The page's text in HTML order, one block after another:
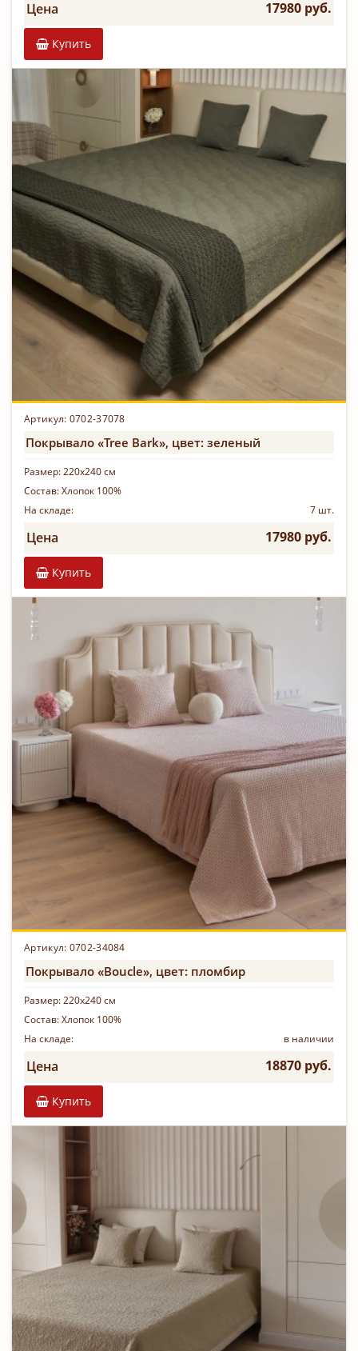
Цена 17980 руб.
Купить
Артикул: 0702-37078
Покрывало «Tree Bark», цвет: зеленый
Размер:220х240 см
Состав:Хлопок 100%
На складе:
7 шт.
Цена 17980 руб.
Купить
Артикул: 0702-34084
Покрывало «Boucle», цвет: пломбир
Размер:220х240 см
Состав:Хлопок 100%
На складе:
в наличии
Цена 18870 руб.
Купить